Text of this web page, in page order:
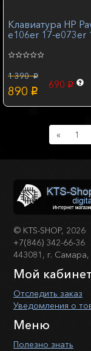
Клавиатура HP
e106er 17-e073er
1 390 p
890 p
690 p
«Previous
1
© KTS-SHOP, 2026
+7(846) 342-66-36
443081, г.
Мой кабинет
Отследить заказ
Уведомления о
Меню
Полезно знать